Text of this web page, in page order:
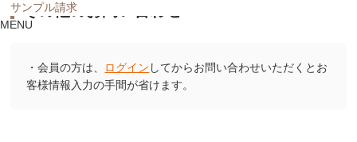
サンプル請求
MENU
その他のお問い合わせ
・会員の方は、 ログイン してからお問い合わせいただくとお
客様情報入力の手間が省けます。